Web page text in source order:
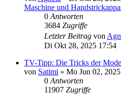
Maschine und
0 Antworten
3684 Zugriffe
Letzter Beitrag von
Di Okt 28, 2025 17:54
TV-Tipp: Die Tricks der
von Satimi » Mo Jun 02,
0 Antworten
11907 Zugriffe